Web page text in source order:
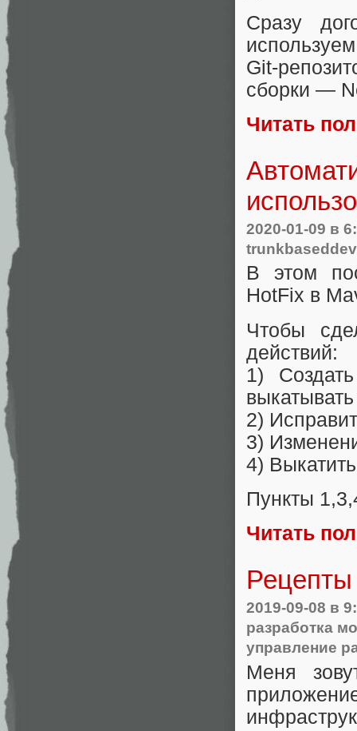
Сразу
Git-
сборки ―
Читать
2020-01-09 в
В этом
HotFix в
Чтобы
действий:
1)
2)
3)
4)
Пункты
Читать
Рецепты
2019-09-08 в
разработка
управление
Меня